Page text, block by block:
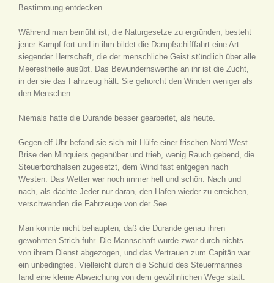
Bestimmung entdecken.
Während man bemüht ist, die Naturgesetze zu ergründen, besteht
jener Kampf fort und in ihm bildet die Dampfschifffahrt eine Art
siegender Herrschaft, die der menschliche Geist stündlich über alle
Meerestheile ausübt. Das Bewundernswerthe an ihr ist die Zucht,
in der sie das Fahrzeug hält. Sie gehorcht den Winden weniger als
den Menschen.
Niemals hatte die Durande besser gearbeitet, als heute.
Gegen elf Uhr befand sie sich mit Hülfe einer frischen Nord-West
Brise den Minquiers gegenüber und trieb, wenig Rauch gebend, die
Steuerbordhalsen zugesetzt, dem Wind fast entgegen nach
Westen. Das Wetter war noch immer hell und schön. Nach und
nach, als dächte Jeder nur daran, den Hafen wieder zu erreichen,
verschwanden die Fahrzeuge von der See.
Man konnte nicht behaupten, daß die Durande genau ihren
gewohnten Strich fuhr. Die Mannschaft wurde zwar durch nichts
von ihrem Dienst abgezogen, und das Vertrauen zum Capitän war
ein unbedingtes. Vielleicht durch die Schuld des Steuermannes
fand eine kleine Abweichung von dem gewöhnlichen Wege statt.